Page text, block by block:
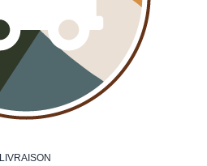
LIVRAISON